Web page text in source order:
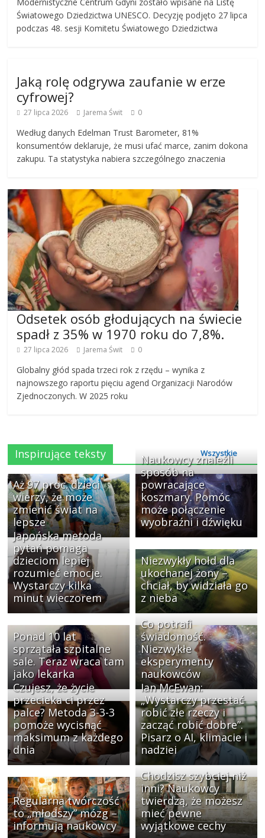
Światowego Dziedzictwa UNESCO. Decyzję podjęto 27 lipca
podczas 48. sesji Komitetu Światowego Dziedzictwa
Jaką rolę odgrywa zaufanie w erze
cyfrowej?
27 lipca 2026 Jarema Świt 0
Według danych Edelman Trust Barometer, 81%
konsumentów deklaruje, że musi ufać marce, zanim dokona
zakupu. Ta statystyka nabiera szczególnego znaczenia
Odsetek osób głodujących na świecie
spadł z 35% w 1970 roku do 7,8%.
27 lipca 2026 Jarema Świt 0
Globalny głód spada trzeci rok z rzędu – wynika z
najnowszego raportu pięciu agend Organizacji Narodów
Zjednoczonych. W 2025 roku
Inspirujące teksty Wszystkie
Aż 97 proc. dzieci
wierzy, że może
zmienić świat na
lepsze
Naukowcy znaleźli
sposób na
powracające
koszmary. Pomóc
może połączenie
wyobraźni i dźwięku
Japońska metoda
pytań pomaga
dzieciom lepiej
rozumieć emocje.
Wystarczy kilka
minut wieczorem
Niezwykły hołd dla
ukochanej żony –
chciał, by widziała go
z nieba
Ponad 10 lat
sprzątała szpitalne
sale. Teraz wraca tam
jako lekarka
Co potrafi
świadomość.
Niezwykłe
eksperymenty
naukowców
Czujesz, że życie
przecieka ci przez
palce? Metoda 3-3-3
pomoże wycisnąć
maksimum z każdego
dnia
Ian McEwan:
„Wystarczy przestać
robić złe rzeczy i
zacząć robić dobre”.
Pisarz o AI, klimacie i
nadziei
Regularna twórczość
to „młodszy” mózg –
informują naukowcy
Chodzisz szybciej niż
inni? Naukowcy
twierdzą, że możesz
mieć pewne
wyjątkowe cechy